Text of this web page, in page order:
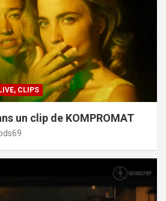
CLIPS
un clip de KOMPROMAT